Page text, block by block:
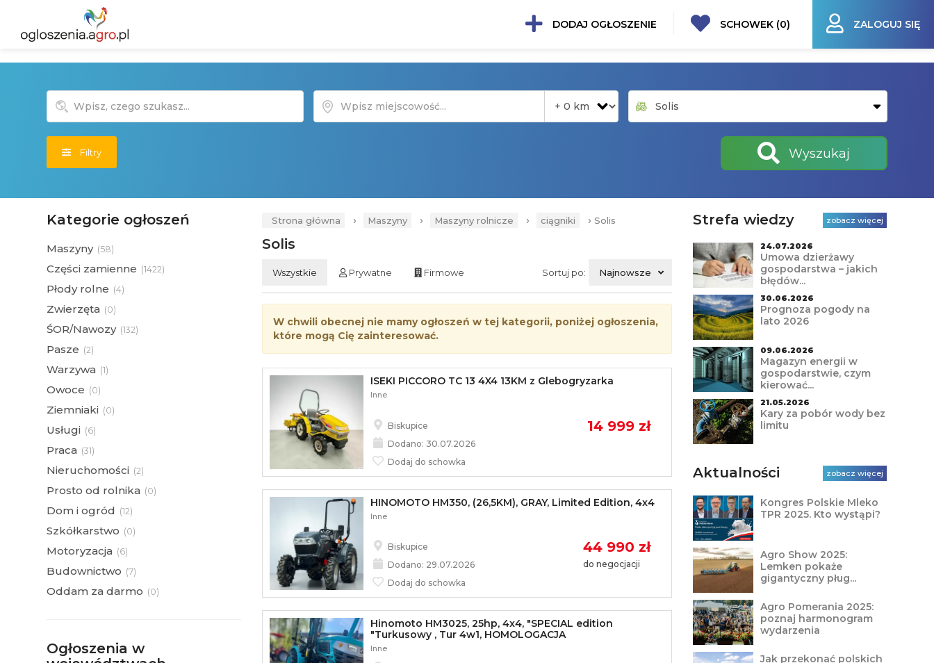
DODAJ OGŁOSZENIE SCHOWEK (0) ZALOGUJ SIĘ
Filtry Wyszukaj
Strona główna › Maszyny › Maszyny rolnicze › ciągniki › Solis
Solis
Wszystkie Prywatne Firmowe Sortuj po: Najnowsze
W chwili obecnej nie mamy ogłoszeń w tej kategorii, poniżej ogłoszenia,
które mogą Cię zainteresować.
ISEKI PICCORO TC 13 4X4 13KM z Glebogryzarka
Inne
14 999 zł
Biskupice
Dodano: 30.07.2026
Dodaj do schowka
HINOMOTO HM350, (26,5KM), GRAY, Limited Edition, 4x4
Inne
44 990 zł
do negocjacji
Biskupice
Dodano: 29.07.2026
Dodaj do schowka
Hinomoto HM3025, 25hp, 4x4, "SPECIAL edition
"Turkusowy , Tur 4w1, HOMOLOGACJA
Inne
Kategorie ogłoszeń
Maszyny (58)
Części zamienne (1422)
Płody rolne (4)
Zwierzęta (0)
ŚOR/Nawozy (132)
Pasze (2)
Warzywa (1)
Owoce (0)
Ziemniaki (0)
Usługi (6)
Praca (31)
Nieruchomości (2)
Prosto od rolnika (0)
Dom i ogród (12)
Szkółkarstwo (0)
Motoryzacja (6)
Budownictwo (7)
Oddam za darmo (0)
Ogłoszenia w
Strefa wiedzy zobacz więcej
24.07.2026
Umowa dzierżawy
gospodarstwa – jakich
błędów...
30.06.2026
Prognoza pogody na
lato 2026
09.06.2026
Magazyn energii w
gospodarstwie, czym
kierować...
21.05.2026
Kary za pobór wody bez
limitu
Aktualności zobacz więcej
Kongres Polskie Mleko
TPR 2025. Kto wystąpi?
Agro Show 2025:
Lemken pokaże
gigantyczny pług...
Agro Pomerania 2025:
poznaj harmonogram
wydarzenia
Jak przekonać polskich